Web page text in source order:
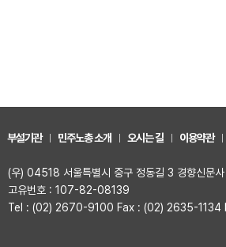
부설기관 민주노총 소개 오시는 길 이용약관
(우) 04518 서울특별시 중구 정동길 3 경향신문
고유번호 : 107-82-08139
Tel : (02) 2670-9100 Fax : (02) 2635-1134